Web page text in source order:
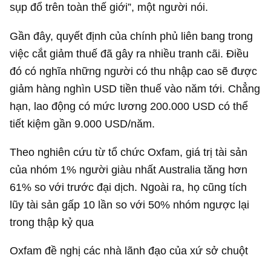
sụp đổ trên toàn thế giới”, một người nói.
Gần đây, quyết định của chính phủ liên bang trong
việc cắt giảm thuế đã gây ra nhiều tranh cãi. Điều
đó có nghĩa những người có thu nhập cao sẽ được
giảm hàng nghìn USD tiền thuế vào năm tới. Chẳng
hạn, lao động có mức lương 200.000 USD có thể
tiết kiệm gần9.000 USD/năm.
Theo nghiên cứu từ tổ chức Oxfam, giá trị tài sản
của nhóm 1% người giàu nhất Australia tăng hơn
61% so với trước đại dịch. Ngoài ra, họ cũng tích
lũy tài sản gấp 10 lần so với 50% nhóm ngược lại
trong thập kỷ qua
Oxfam đề nghị các nhà lãnh đạo của xứ sở chuột